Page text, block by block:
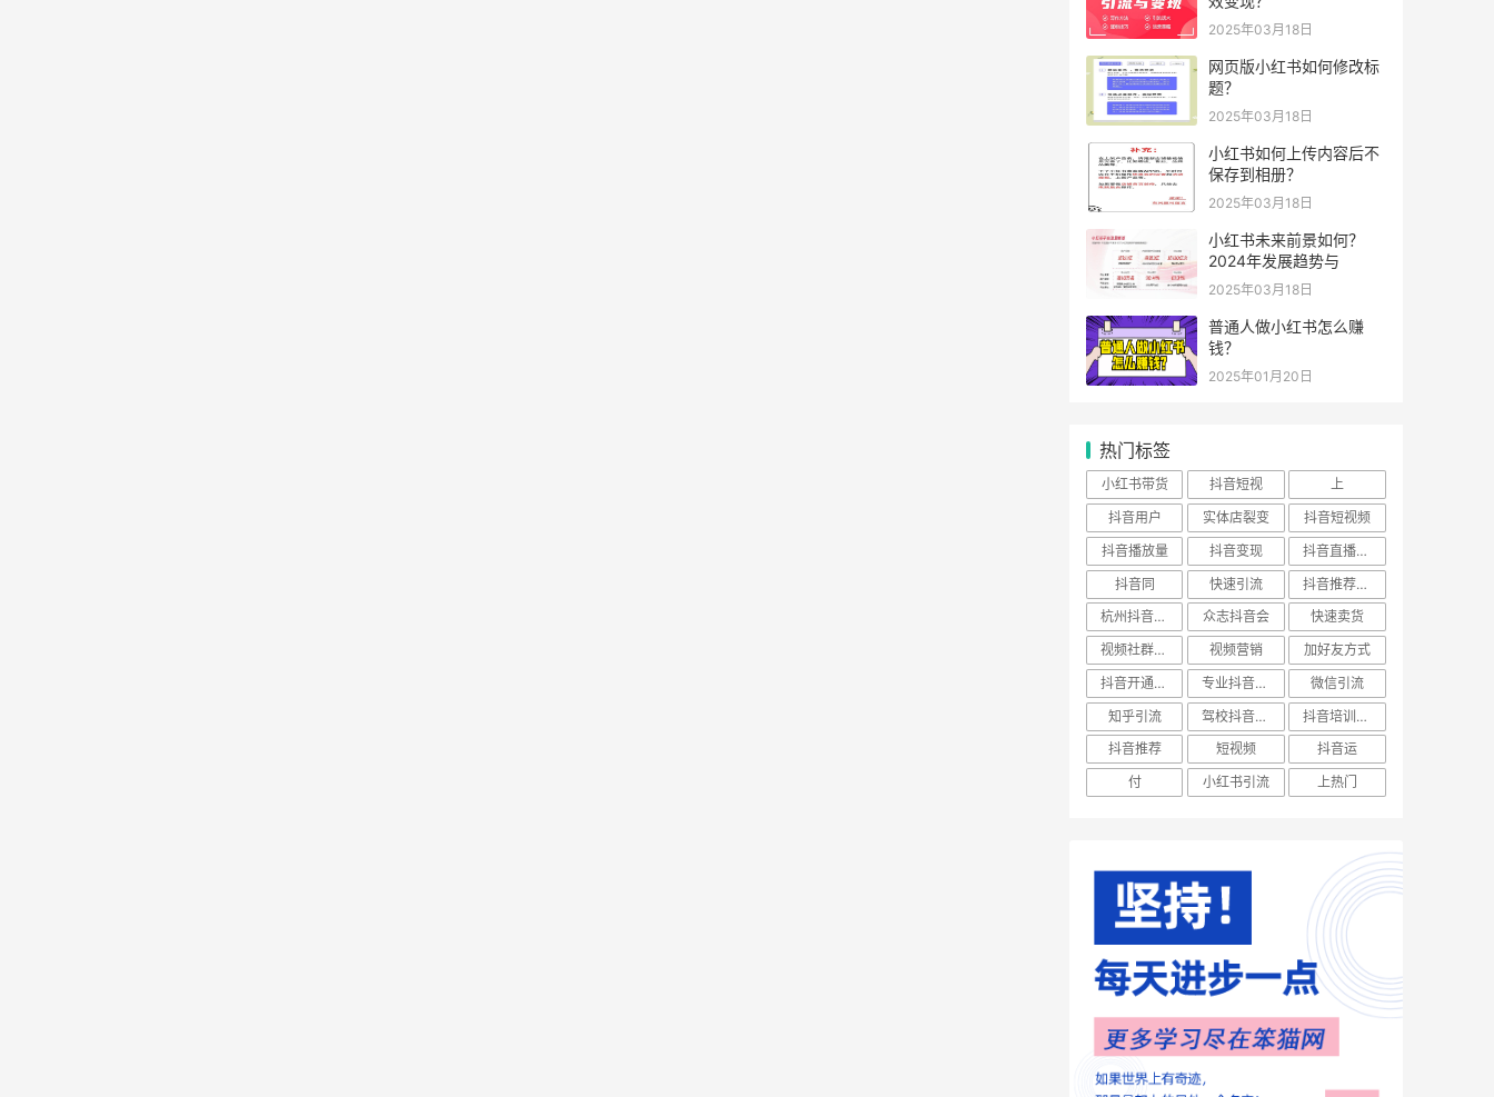
2025年03月18日
网页版小红书如何修改标
题？
2025年03月18日
小红书如何上传内容后不
保存到相册？
2025年03月18日
小红书未来前景如何？
2024年发展趋势与
2025年03月18日
普通人做小红书怎么赚
钱？
2025年01月20日
热门标签
小红书带货 抖音短视
上
抖音用户
实体店裂变
抖音短视频
抖音播放量
抖音变现
抖音直播培训
抖音同
快速引流
抖音推荐算法
杭州抖音培训
众志抖音会
快速卖货
视频社群营销
视频营销
加好友方式
抖音开通橱窗
专业抖音培训
微信引流
知乎引流
驾校抖音营销
抖音培训机构
抖音推荐
短视频
抖音运
付
小红书引流 上热门